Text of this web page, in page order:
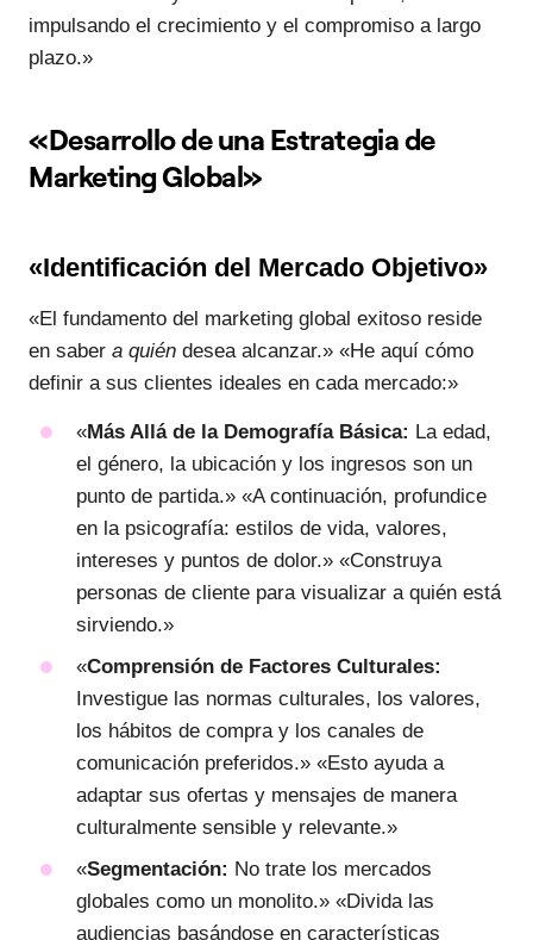
impulsando el crecimiento y el compromiso a largo
plazo.»
«Desarrollo de una Estrategia de
Marketing Global»
«Identificación del Mercado Objetivo»
«El fundamento del marketing global exitoso reside
en saber a quién desea alcanzar.» «He aquí cómo
definir a sus clientes ideales en cada mercado:»
«Más Allá de la Demografía Básica: La edad,
el género, la ubicación y los ingresos son un
punto de partida.» «A continuación, profundice
en la psicografía: estilos de vida, valores,
intereses y puntos de dolor.» «Construya
personas de cliente para visualizar a quién está
sirviendo.»
«Comprensión de Factores Culturales:
Investigue las normas culturales, los valores,
los hábitos de compra y los canales de
comunicación preferidos.» «Esto ayuda a
adaptar sus ofertas y mensajes de manera
culturalmente sensible y relevante.»
«Segmentación: No trate los mercados
globales como un monolito.» «Divida las
audiencias basándose en características